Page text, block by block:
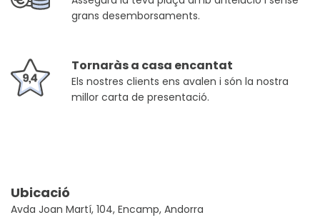
grans desemborsaments.
Tornaràs a casa encantat
Els nostres clients ens avalen i són la nostra
millor carta de presentació.
Ubicació
Avda Joan Martí, 104, Encamp, Andorra